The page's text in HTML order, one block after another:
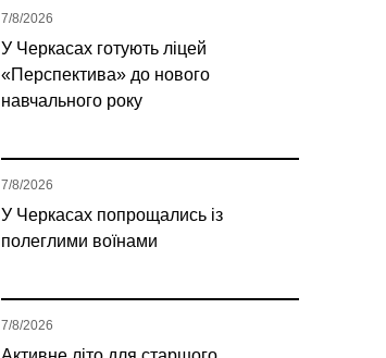
У Черкасах готують ліцей
«Перспектива» до нового
навчального року
7/8/2026
У Черкасах попрощались із
полеглими воїнами
7/8/2026
7/8/2026